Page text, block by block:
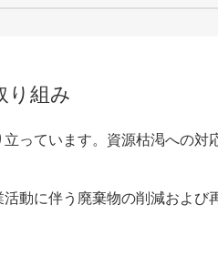
り組み
っています。資源枯渇への対
動に伴う廃棄物の削減およ